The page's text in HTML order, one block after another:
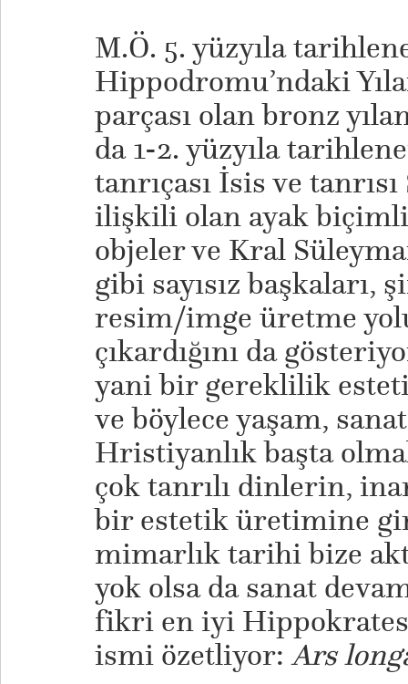
M.Ö. 5. yüzyıla
Hippodromu’ndaki
parçası olan bronz
da 1-2. yüzyıla
tanrıçası İsis ve
ilişkili olan ayak
objeler ve Kral
gibi sayısız başkaları,
resim/imge üretme
çıkardığını da
yani bir gereklilik
ve böylece yaşam,
Hristiyanlık başta
çok tanrılı dinlerin,
bir estetik üretimine
mimarlık tarihi bize
yok olsa da sanat
fikri en iyi
ismi özetliyor:Ars